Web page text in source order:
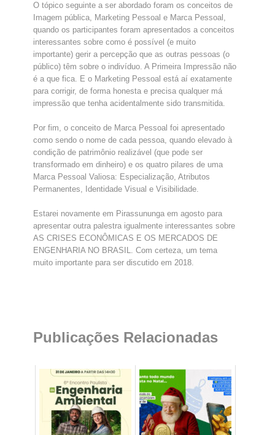
O tópico seguinte a ser abordado foram os conceitos de
Imagem pública, Marketing Pessoal e Marca Pessoal,
quando os participantes foram apresentados a conceitos
interessantes sobre como é possível (e muito
importante) gerir a percepção que as outras pessoas (o
público) têm sobre o indivíduo. A Primeira Impressão não
é a que fica. E o Marketing Pessoal está aí exatamente
para corrigir, de forma honesta e precisa qualquer má
impressão que tenha acidentalmente sido transmitida.
Por fim, o conceito de Marca Pessoal foi apresentado
como sendo o nome de cada pessoa, quando elevado à
condição de patrimônio realizável (que pode ser
transformado em dinheiro) e os quatro pilares de uma
Marca Pessoal Valiosa: Especialização, Atributos
Permanentes, Identidade Visual e Visibilidade.
Estarei novamente em Pirassununga em agosto para
apresentar outra palestra igualmente interessantes sobre
AS CRISES ECONÔMICAS E OS MERCADOS DE
ENGENHARIA NO BRASIL. Com certeza, um tema
muito importante para ser discutido em 2018.
Publicações Relacionadas